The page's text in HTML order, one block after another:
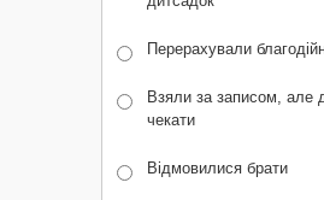
Перерахували
Взяли за записом, але
чекати
Відмовилися брати